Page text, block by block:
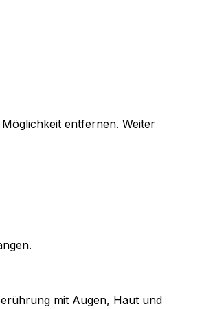
entfernen. Weiter
mit Augen, Haut und